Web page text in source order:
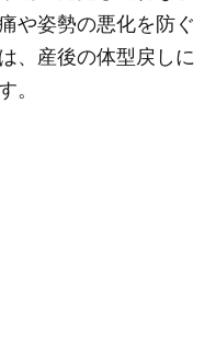
や姿勢の悪化を防ぐ
、産後の体型戻しに
。